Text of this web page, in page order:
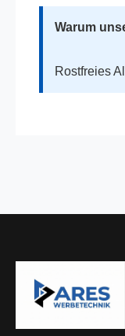
Warum
Rostfreies